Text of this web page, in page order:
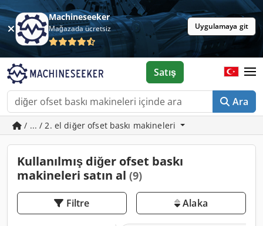
Machineseeker
Mağazada ücretsiz Uygulamaya git
Ara
Satış
/ ... / 2. el diğer ofset baskı makineleri
Kullanılmış diğer ofset baskı
makineleri satın al (9)
Filtre Alaka